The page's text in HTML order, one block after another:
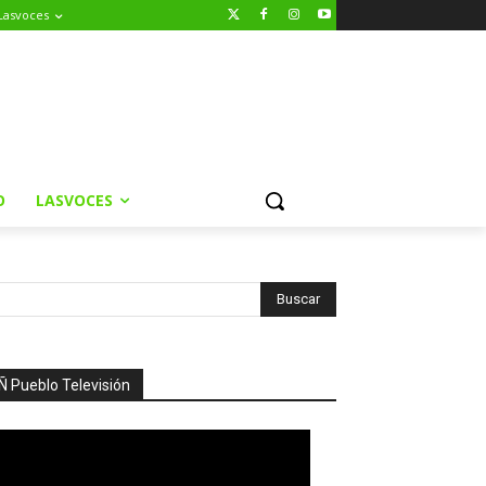
LASVOCES
Ñ Pueblo Televisión